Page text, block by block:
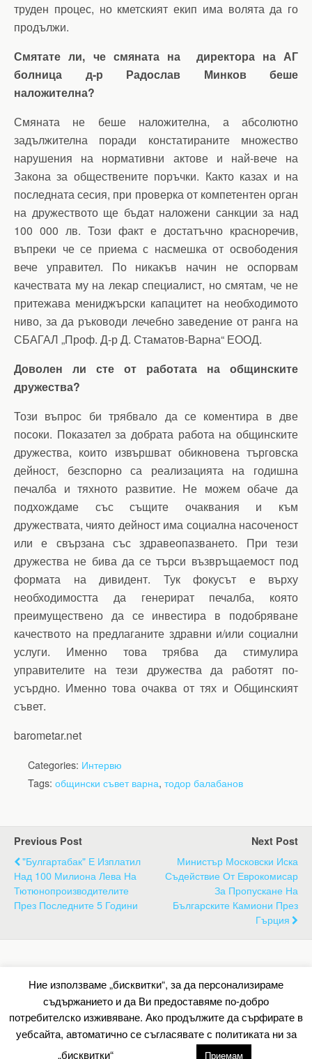
труден процес, но кметският екип има волята да го
продължи.
Смятате ли, че смяната на директора на АГ
болница д-р Радослав Минков беше
наложителна?
Смяната не беше наложителна, а абсолютно
задължителна поради констатираните множество
нарушения на нормативни актове и най-вече на
Закона за обществените поръчки. Както казах и на
последната сесия, при проверка от компетентен орган
на дружеството ще бъдат наложени санкции за над
100 000 лв. Този факт е достатъчно красноречив,
въпреки че се приема с насмешка от освободения
вече управител. По никакъв начин не оспорвам
качествата му на лекар специалист, но смятам, че не
притежава мениджърски капацитет на необходимото
ниво, за да ръководи лечебно заведение от ранга на
СБАГАЛ „Проф. Д-р Д. Стаматов-Варна“ ЕООД.
Доволен ли сте от работата на общинските
дружества?
Този въпрос би трябвало да се коментира в две
посоки. Показател за добрата работа на общинските
дружества, които извършват обикновена търговска
дейност, безспорно са реализацията на годишна
печалба и тяхното развитие. Не можем обаче да
подхождаме със същите очаквания и към
дружествата, чиято дейност има социална насоченост
или е свързана със здравеопазването. При тези
дружества не бива да се търси възвръщаемост под
формата на дивидент. Тук фокусът е върху
необходимостта да генерират печалба, която
преимуществено да се инвестира в подобряване
качеството на предлаганите здравни и/или социални
услуги. Именно това трябва да стимулира
управителите на тези дружества да работят по-
усърдно. Именно това очаква от тях и Общинският
съвет.
barometar.net
Categories: Интервю
Tags: общински съвет варна, тодор балабанов
Previous Post
"Булгартабак" Е Изплатил
Над 100 Милиона Лева На
Тютюнопроизводителите
През Последните 5 Години
Next Post
Министър Московски Иска
Съдействие От Еврокомисар
За Пропускане На
Българските Камиони През
Гърция
Back to top
Mobile Desktop
All content Copyright Барометър.нет
Ние използваме „бисквитки“, за да персонализираме
съдържанието и да Ви предоставяме по-добро
потребителско изживяване. Ако продължите да сърфирате в
уебсайта, автоматично се съгласявате с политиката ни за
„бисквитки“
Приемам